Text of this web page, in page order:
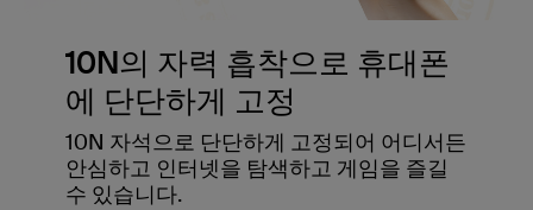
10N의 자력 흡착으로 휴대폰
에 단단하게 고정
10N 자석으로 단단하게 고정되어 어디서든
안심하고 인터넷을 탐색하고 게임을 즐길
수 있습니다.